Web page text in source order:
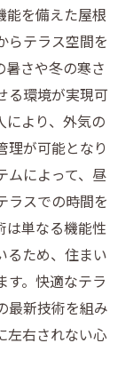
能を備えた屋根
らテラス空間を
暑さや冬の寒さ
る環境が実現可
により、外気の
理が可能となり
ムによって、昼
ラスでの時間を
は単なる機能性
るため、住まい
す。快適なテラ
最新技術を組み
左右されない心